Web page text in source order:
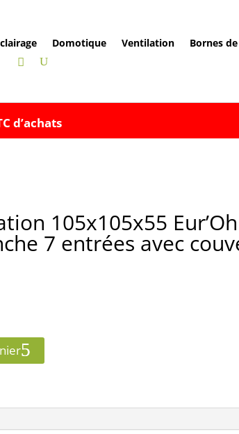
Domotique Ventilation Bornes
d’achats
105x105x55
7 entrées avec